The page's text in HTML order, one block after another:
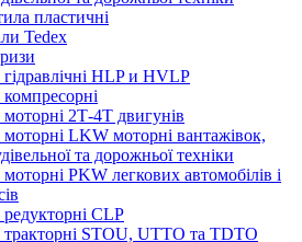
пластичні
Tedex
HLP и HVLP
2Т-4Т двигунів
LKW моторні вантажівок,
та дорожньої техніки
PKW легкових автомобілів і
CLP
STOU, UTTO та TDTO